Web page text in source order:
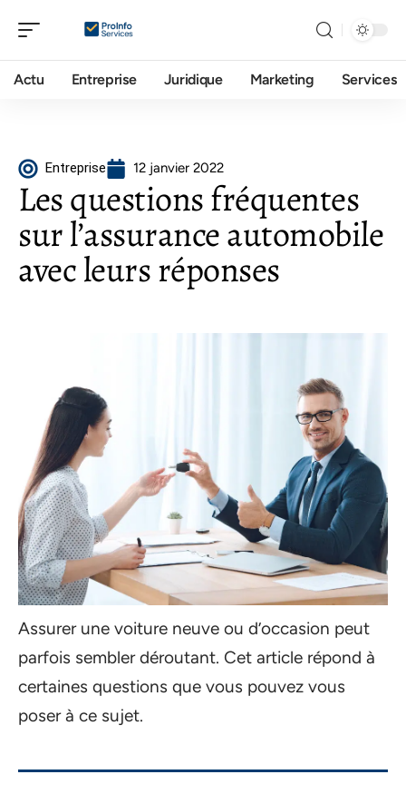
Actu Entreprise Juridique Marketing Services
Entreprise 12 janvier 2022
Les questions fréquentes
sur l’assurance automobile
avec leurs réponses
Assurer une voiture neuve ou d’occasion peut
parfois sembler déroutant. Cet article répond à
certaines questions que vous pouvez vous
poser à ce sujet.